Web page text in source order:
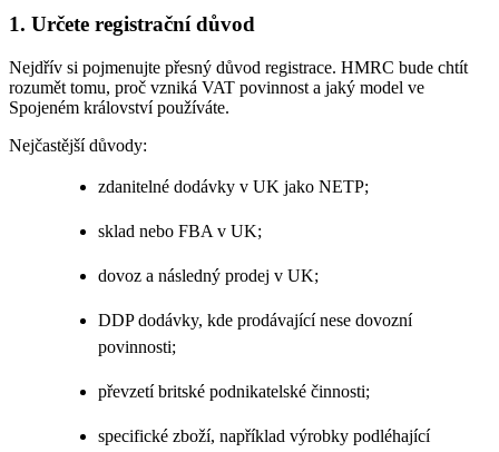
1. Určete registrační důvod
Nejdřív si pojmenujte přesný důvod registrace. HMRC bude chtít
rozumět tomu, proč vzniká VAT povinnost a jaký model ve
Spojeném království používáte.
Nejčastější důvody:
zdanitelné dodávky v UK jako NETP;
sklad nebo FBA v UK;
dovoz a následný prodej v UK;
DDP dodávky, kde prodávající nese dovozní
povinnosti;
převzetí britské podnikatelské činnosti;
specifické zboží, například výrobky podléhající